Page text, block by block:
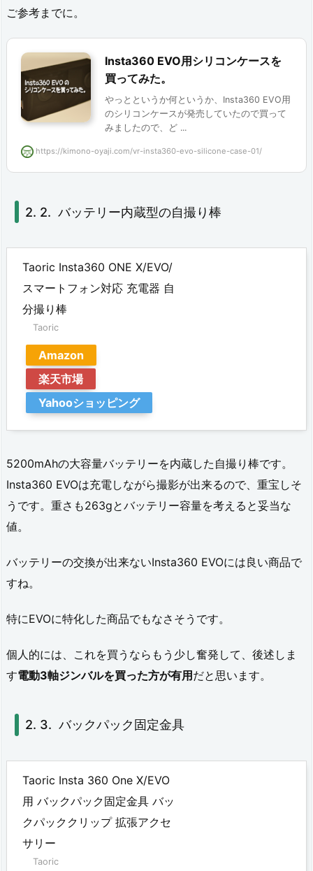
ク
パ
ク
金
具
2.
ー
ト
フ
ォ
ン
ル
ダ
き
メ
用
雲
5.
自
転
固
ご参考までに。
Insta360 EVO用シリコンケースを
買ってみた。
やっとというか何というか、Insta360 EVO用
のシリコンケースが発売していたので買って
みましたので、ど ...
https://kimono-oyaji.com/vr-insta360-evo-silicone-case-01/
バッテリー内蔵型の自撮り棒
Taoric Insta360 ONE X/EVO/
スマートフォン対応 充電器 自
分撮り棒
Taoric
Amazon
楽天市場
Yahooショッピング
5200mAhの大容量バッテリーを内蔵した自撮り棒です。
Insta360 EVOは充電しながら撮影が出来るので、重宝しそ
うです。重さも263gとバッテリー容量を考えると妥当な
値。
バッテリーの交換が出来ないInsta360 EVOには良い商品で
すね。
特にEVOに特化した商品でもなさそうです。
個人的には、これを買うならもう少し奮発して、後述しま
す電動3軸ジンバルを買った方が有用だと思います。
バックパック固定金具
Taoric Insta 360 One X/EVO
用 バックパック固定金具 バッ
クパッククリップ 拡張アクセ
サリー
Taoric